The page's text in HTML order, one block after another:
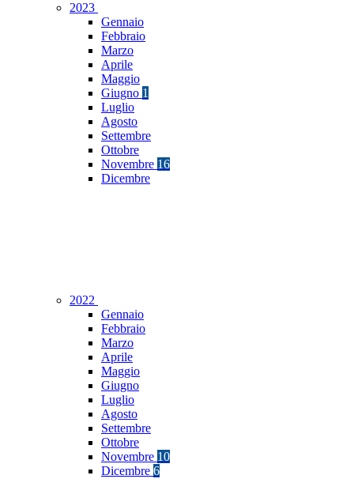
2023
Gennaio
Febbraio
Marzo
Aprile
Maggio
Giugno 1
Luglio
Agosto
Settembre
Ottobre
Novembre 16
Dicembre
2022
Gennaio
Febbraio
Marzo
Aprile
Maggio
Giugno
Luglio
Agosto
Settembre
Ottobre
Novembre 10
Dicembre 6